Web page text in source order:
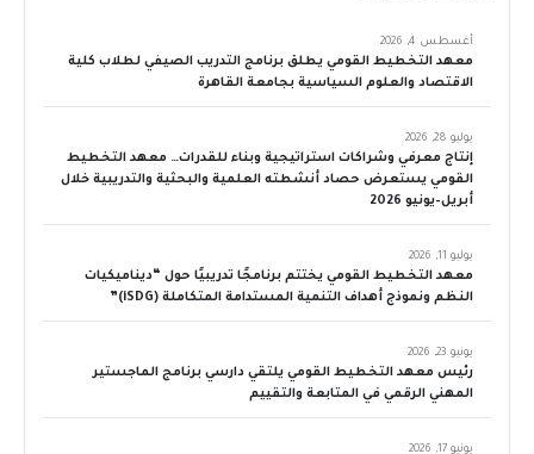
معهد التخطيط القومي يطلق برنامج التدريب الصيفي لطلاب كلية
الاقتصاد والعلوم السياسية بجامعة القاهرة
أغسطس 4, 2026
إنتاج معرفي وشراكات استراتيجية وبناء للقدرات… معهد التخطيط
القومي يستعرض حصاد أنشطته العلمية والبحثية والتدريبية خلال
أبريل–يونيو 2026
يوليو 28, 2026
معهد التخطيط القومي يختتم برنامجًا تدريبيًا حول “ديناميكيات
النظم ونموذج أهداف التنمية المستدامة المتكاملة (iSDG)”
يوليو 11, 2026
رئيس معهد التخطيط القومي يلتقي دارسي برنامج الماجستير
المهني الرقمي في المتابعة والتقييم
يونيو 23, 2026
يونيو 17, 2026